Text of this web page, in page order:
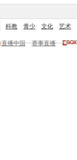
科教 青少 文化 艺术
直播中国
赛事直播